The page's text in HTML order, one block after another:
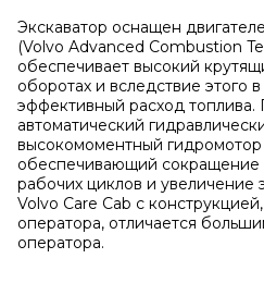
Экскаватор оснащен
(Volvo Advanced Combustion
обеспечивает высокий
оборотах и вследствие этого
эффективный расход топлива.
автоматический
высокомоментный гидромотор
обеспечивающий сокращение
рабочих циклов и увеличение
Volvo Care Cab с
оператора, отличается
оператора.